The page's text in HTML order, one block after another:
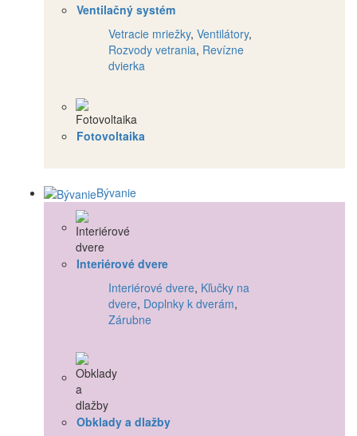
Ventilačný systém
Vetracie mriežky, Ventilátory,
Rozvody vetrania, Revízne
dvierka
Fotovoltaika
Bývanie
Interiérové dvere
Interiérové dvere, Kľučky na
dvere, Doplnky k dverám,
Zárubne
Obklady a dlažby